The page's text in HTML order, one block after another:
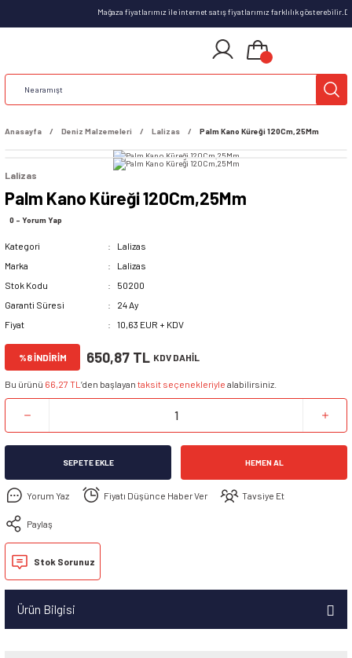
Mağaza fiyatlarımız ile internet satış fiyatlarımız farklılık
Anasayfa Deniz Malzemeleri Lalizas Palm Kano Küreği 120Cm,25Mm
Lalizas
Palm Kano Küreği 120Cm,25Mm
0 - Yorum Yap
Kategori
Lalizas
Marka
Lalizas
Stok Kodu
50200
Garanti Süresi
24 Ay
Fiyat
10,63 EUR + KDV
%8 İNDİRİM 650,87 TL KDV DAHİL
Bu ürünü 66,27 TL ’den başlayan taksit seçenekleriyle alabilirsiniz.
SEPETE EKLE HEMEN AL
Yorum Yaz Fiyatı Düşünce Haber Ver Tavsiye Et
Paylaş
Stok Sorunuz
Ürün Bilgisi